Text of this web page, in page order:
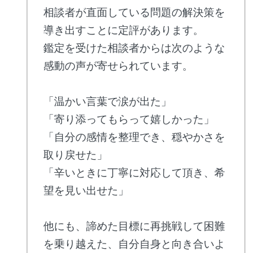
相談者が直面している問題の解決策を
導き出すことに定評があります。
鑑定を受けた相談者からは次のような
感動の声が寄せられています。
「温かい言葉で涙が出た」
「寄り添ってもらって嬉しかった」
「自分の感情を整理でき、穏やかさを
取り戻せた」
「辛いときに丁寧に対応して頂き、希
望を見い出せた」
他にも、諦めた目標に再挑戦して困難
を乗り越えた、自分自身と向き合いよ